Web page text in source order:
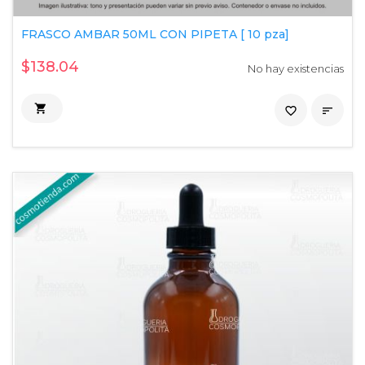
FRASCO AMBAR 50ML CON PIPETA [ 10 pza]
$138.04 No hay existencias
 
favorite_border